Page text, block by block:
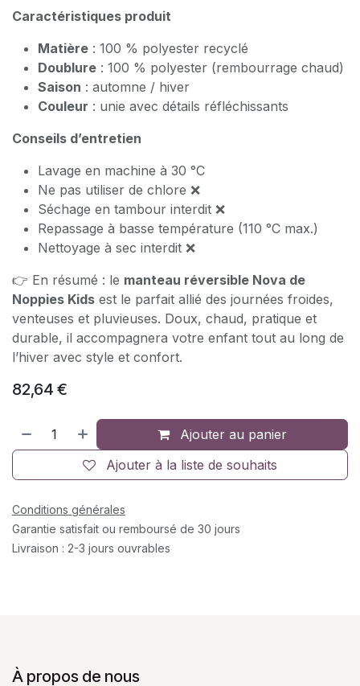
Caractéristiques produit
Matière : 100 % polyester recyclé
Doublure : 100 % polyester (rembourrage chaud)
Saison : automne / hiver
Couleur : unie avec détails réfléchissants
Conseils d’entretien
Lavage en machine à 30 °C
Ne pas utiliser de chlore ❌
Séchage en tambour interdit ❌
Repassage à basse température (110 °C max.)
Nettoyage à sec interdit ❌
👉 En résumé : le manteau réversible Nova de
Noppies Kids est le parfait allié des journées froides,
venteuses et pluvieuses. Doux, chaud, pratique et
durable, il accompagnera votre enfant tout au long de
l’hiver avec style et confort.
82,64 €
Ajouter au panier
Ajouter à la liste de souhaits
Conditions générales
Garantie satisfait ou remboursé de 30 jours
Livraison : 2-3 jours ouvrables
À propos de nous